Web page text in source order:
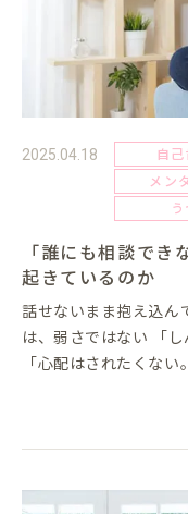
2025.04.18 自
メン
「誰にも相談で
起きているのか
話せないまま抱え込ん
は、弱さではない 「しんどいけど、誰にも相談できない」
「心配はされたくな
「話そうとすると、